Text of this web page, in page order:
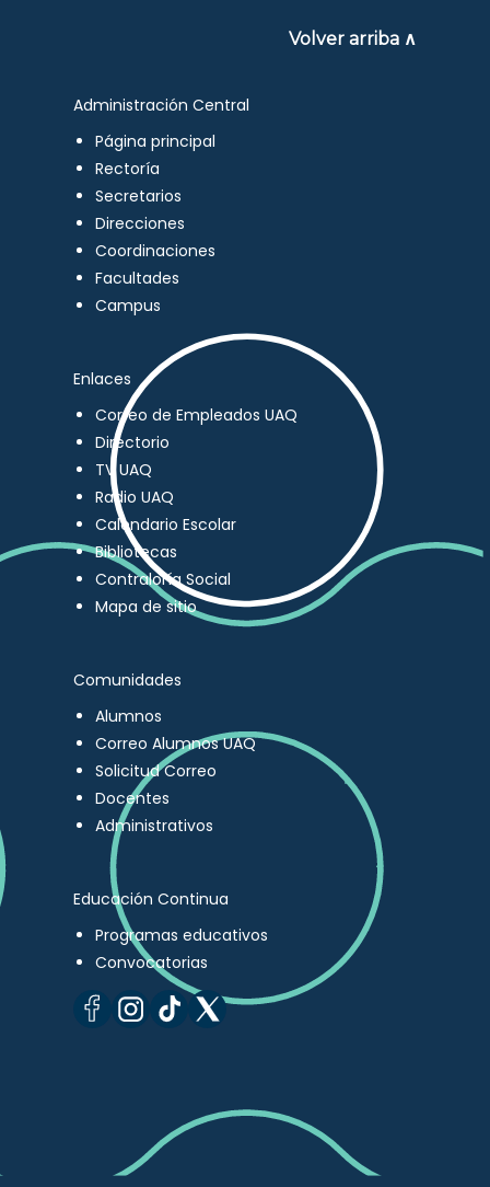
Volver arriba ∧
Administración Central
Página principal
Rectoría
Secretarios
Direcciones
Coordinaciones
Facultades
Campus
Enlaces
Correo de Empleados UAQ
Directorio
TV UAQ
Radio UAQ
Calendario Escolar
Bibliotecas
Contraloría Social
Mapa de sitio
Comunidades
Alumnos
Correo Alumnos UAQ
Solicitud Correo
Docentes
Administrativos
Educación Continua
Programas educativos
Convocatorias